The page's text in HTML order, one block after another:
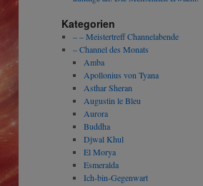
Kategorien
– – Meistertreff Channelabende
– Channel des Monats
Amba
Apollonius von Tyana
Asthar Sheran
Augustin le Bleu
Aurora
Buddha
Djwal Khul
El Morya
Esmeralda
Ich-bin-Gegenwart